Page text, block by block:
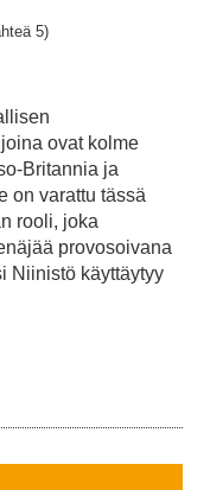
5)
ovat kolme
Britannia ja
on varattu tässä
rooli, joka
provosoivana
Niinistö käyttäytyy